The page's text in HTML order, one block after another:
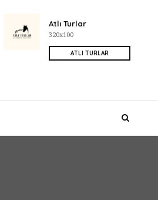
Atlı Turlar
320x100
ATLI TURLAR